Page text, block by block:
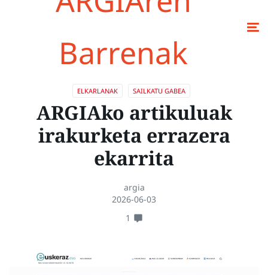
Barrenak
ELKARLANAK SAILKATU GABEA
ARGIAko artikuluak
irakurketa errazera
ekarrita
argia
2026-06-03
1